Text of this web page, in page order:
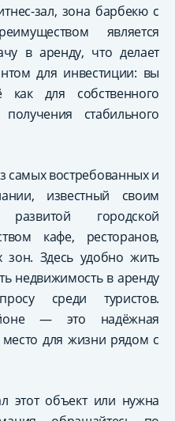
зал, зона барбекю с
является
в аренду, что делает
для инвестиции: вы
как для собственного
стабильного
самых востребованных и
известный своим
городской
кафе, ресторанов,
зон. Здесь удобно жить
недвижимость в аренду
среди туристов.
— это надёжная
для жизни рядом с
этот объект или нужна